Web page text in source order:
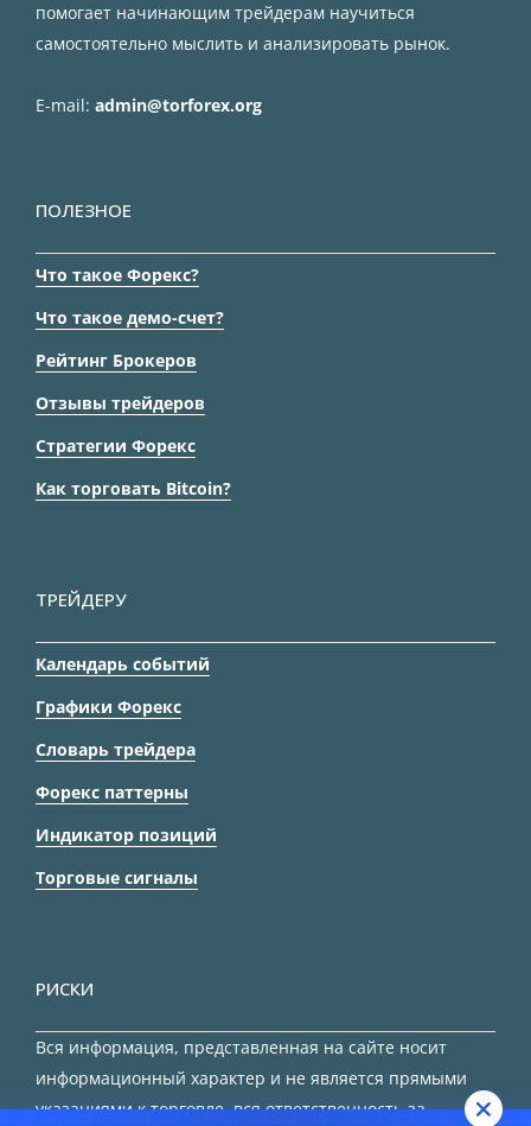
помогает начинающим трейдерам научиться
самостоятельно мыслить и анализировать рынок.
E-mail: admin@torforex.org
ПОЛЕЗНОЕ
Что такое Форекс?
Что такое демо-счет?
Рейтинг Брокеров
Отзывы трейдеров
Стратегии Форекс
Как торговать Bitcoin?
ТРЕЙДЕРУ
Календарь событий
Графики Форекс
Словарь трейдера
Форекс паттерны
Индикатор позиций
Торговые сигналы
РИСКИ
Вся информация, представленная на сайте носит
информационный характер и не является прямыми
указаниями к торговле, вся ответственность за